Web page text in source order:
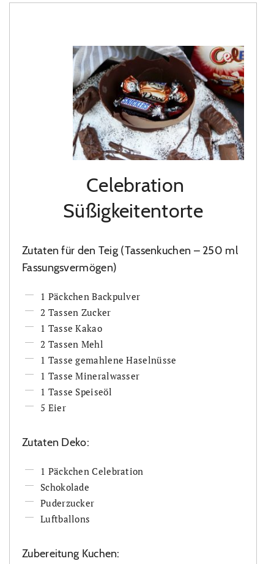
Celebration
Süßigkeitentorte
Zutaten für den Teig (Tassenkuchen – 250 ml
Fassungsvermögen)
1 Päckchen Backpulver
2 Tassen Zucker
1 Tasse Kakao
2 Tassen Mehl
1 Tasse gemahlene Haselnüsse
1 Tasse Mineralwasser
1 Tasse Speiseöl
5 Eier
Zutaten Deko:
1 Päckchen Celebration
Schokolade
Puderzucker
Luftballons
Zubereitung Kuchen: